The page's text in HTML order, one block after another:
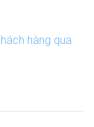
hàng qua